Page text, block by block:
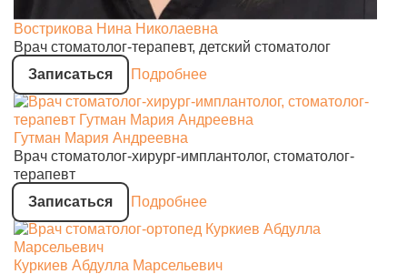
Вострикова Нина Николаевна
Врач стоматолог-терапевт, детский стоматолог
Записаться
Подробнее
Гутман Мария Андреевна
Врач стоматолог-хирург-имплантолог, стоматолог-
терапевт
Записаться
Подробнее
Куркиев Абдулла Марсельевич